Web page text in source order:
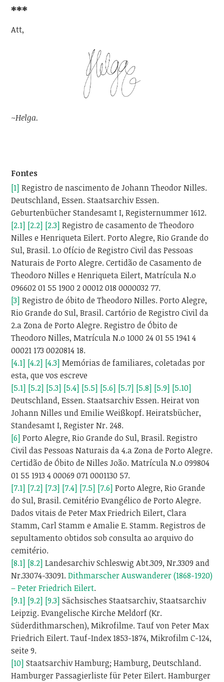
***
Att,
~Helga.
Fontes
[1] Registro de nascimento de Johann Theodor Nilles.
Deutschland, Essen. Staatsarchiv Essen.
Geburtenbücher Standesamt I, Registernummer 1612.
[2.1] [2.2] [2.3] Registro de casamento de Theodoro
Nilles e Henriqueta Eilert. Porto Alegre, Rio Grande do
Sul, Brasil. 1.o Ofício de Registro Civil das Pessoas
Naturais de Porto Alegre. Certidão de Casamento de
Theodoro Nilles e Henriqueta Eilert, Matrícula N.o
096602 01 55 1900 2 00012 018 0000032 77.
[3] Registro de óbito de Theodoro Nilles. Porto Alegre,
Rio Grande do Sul, Brasil. Cartório de Registro Civil da
2.a Zona de Porto Alegre. Registro de Óbito de
Theodoro Nilles, Matrícula N.o 1000 24 01 55 1941 4
00021 173 0020814 18.
[4.1] [4.2] [4.3] Memórias de familiares, coletadas por
esta, que vos escreve
[5.1] [5.2] [5.3] [5.4] [5.5] [5.6] [5.7] [5.8] [5.9] [5.10]
Deutschland, Essen. Staatsarchiv Essen. Heirat von
Johann Nilles und Emilie Weißkopf. Heiratsbücher,
Standesamt I, Register Nr. 248.
[6] Porto Alegre, Rio Grande do Sul, Brasil. Registro
Civil das Pessoas Naturais da 4.a Zona de Porto Alegre.
Certidão de Óbito de Nilles João. Matrícula N.o 099804
01 55 1913 4 00069 071 0001130 57.
[7.1] [7.2] [7.3] [7.4] [7.5] [7.6] Porto Alegre, Rio Grande
do Sul, Brasil. Cemitério Evangélico de Porto Alegre.
Dados vitais de Peter Max Friedrich Eilert, Clara
Stamm, Carl Stamm e Amalie E. Stamm. Registros de
sepultamento obtidos sob consulta ao arquivo do
cemitério.
[8.1] [8.2] Landesarchiv Schleswig Abt.309, Nr.3309 and
Nr.33074-33091.Dithmarscher Auswanderer (1868-1920)
– Peter Friedrich Eilert.
[9.1] [9.2] [9.3] Sächsisches Staatsarchiv, Staatsarchiv
Leipzig. Evangelische Kirche Meldorf (Kr.
Süderdithmarschen), Mikrofilme. Tauf von Peter Max
Friedrich Eilert. Tauf-Index 1853-1874, Mikrofilm C-124,
seite 9.
[10] Staatsarchiv Hamburg; Hamburg, Deutschland.
Hamburger Passagierliste für Peter Eilert. Hamburger